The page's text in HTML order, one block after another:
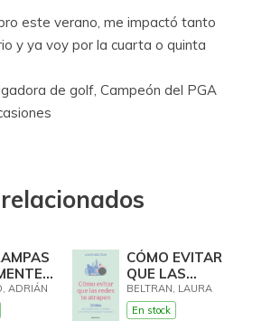
este verano, me impactó tanto
y ya voy por la cuarta o quinta
de golf, Campeón del PGA
ADRIÁN
CÓMO EVITAR
QUE LAS
REDES TE
ATRAPEN
BELTRAN, LAURA
En stock